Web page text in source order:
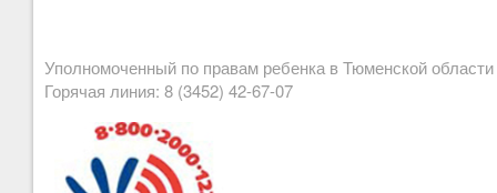
Уполномоченный по правам ребенка в Тюменской
Горячая линия: 8 (3452) 42-67-07